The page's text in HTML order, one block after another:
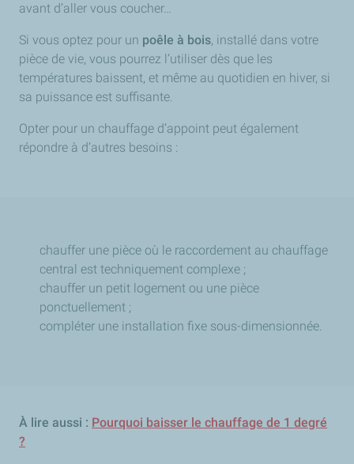
avant d’aller vous coucher…
Si vous optez pour un poêle à bois, installé dans votre
pièce de vie, vous pourrez l’utiliser dès que les
températures baissent, et même au quotidien en hiver, si
sa puissance est suffisante.
Opter pour un chauffage d’appoint peut également
répondre à d’autres besoins :
chauffer une pièce où le raccordement au chauffage
central est techniquement complexe ;
chauffer un petit logement ou une pièce
ponctuellement ;
compléter une installation fixe sous-dimensionnée.
À lire aussi : Pourquoi baisser le chauffage de 1 degré
?